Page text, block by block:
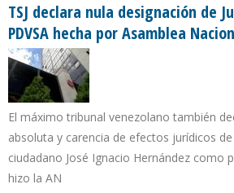
TSJ declara nula designación de
PDVSA hecha por Asamblea
El máximo tribunal venezolano también
absoluta y carencia de efectos jurídicos
ciudadano José Ignacio Hernández como
hizo la AN